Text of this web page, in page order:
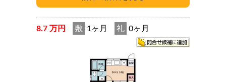
8.7 万円 敷 1ヶ月 礼 0ヶ月